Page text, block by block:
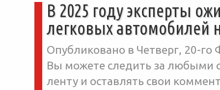
В 2025 году эксперты
легковых автомобилей
Опубликовано в Четверг, 20-го
Вы можете следить за любыми
ленту и оставлять свои